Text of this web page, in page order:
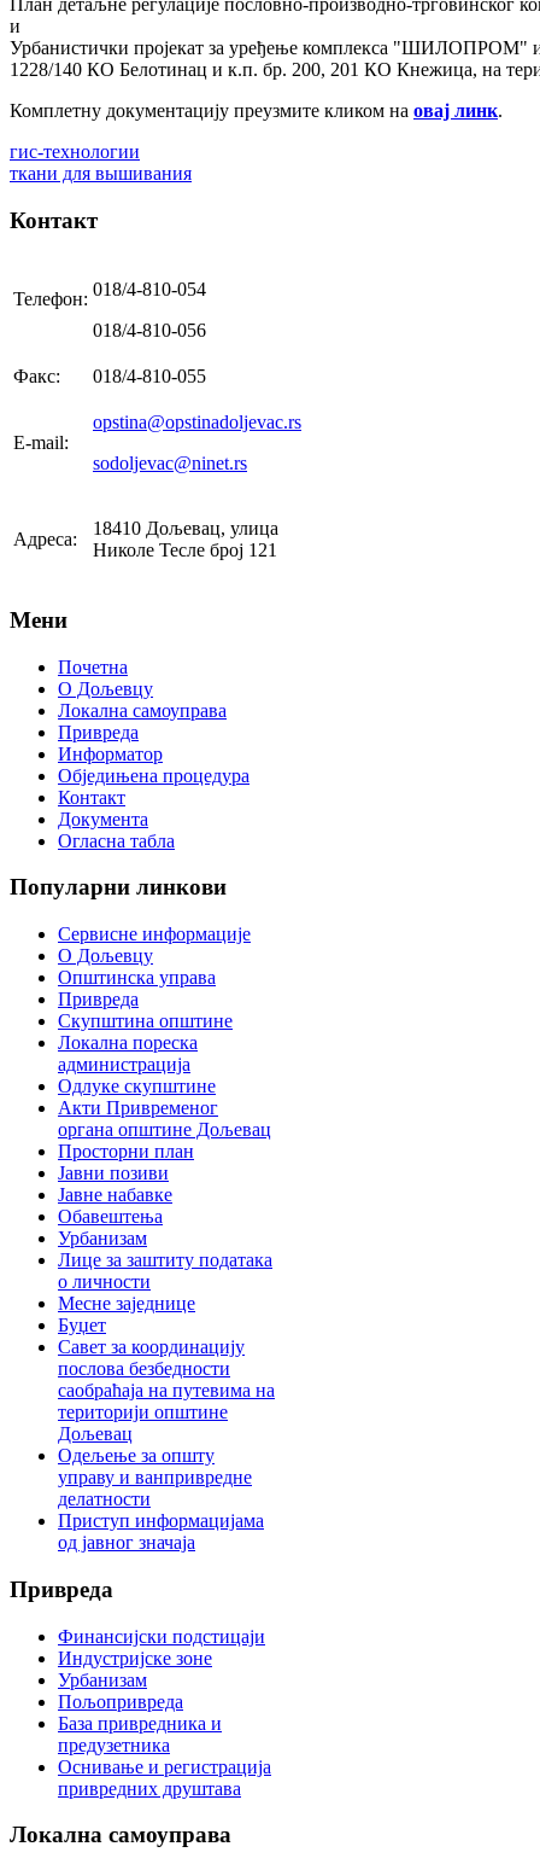
и
Урбанистички пројекат за уређење комплекса "ШИЛОПРОМ" и
1228/140 КО Белотинац и к.п. бр. 200, 201 КО Кнежица, на
Комплетну документацију преузмите кликом на овај линк.
гис-технологии
ткани для вышивания
Контакт
Телефон: 018/4-810-054
018/4-810-056
Факс: 018/4-810-055
E-mail:
opstina@opstinadoljevac.rs
sodoljevac@ninet.rs
Адреса:
18410 Дољевац, улица
Николе Тесле број 121
Мени
Почетна
О Дољевцу
Локална самоуправа
Привреда
Информатор
Обједињена процедура
Контакт
Документа
Огласна табла
Популарни линкови
Сервисне информације
О Дољевцу
Општинска управа
Привреда
Скупштина општине
Локална пореска
администрација
Одлуке скупштине
Акти Привременог
органа општине Дољевац
Просторни план
Јавни позиви
Јавне набавке
Обавештења
Урбанизам
Лице за заштиту података
о личности
Месне заједнице
Буџет
Савет за координацију
послова безбедности
саобраћаја на путевима на
територији општине
Дољевац
Одељење за општу
управу и ванпривредне
делатности
Приступ информацијама
од јавног значаја
Привреда
Финансијски подстицаји
Индустријске зоне
Урбанизам
Пољопривреда
База привредника и
предузетника
Оснивање и регистрација
привредних друштава
Локална самоуправа